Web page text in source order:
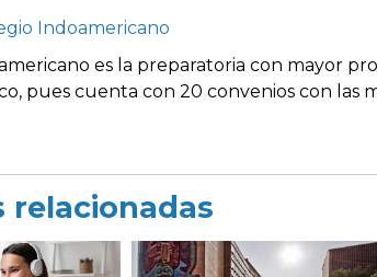
Indoamericano
es la preparatoria con mayor
pues cuenta con 20 convenios con las
relacionadas